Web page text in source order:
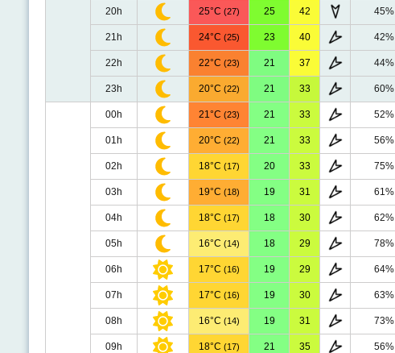
20h 25°C (27) 25 42 45%
21h 24°C (25) 23 40 42%
22h 22°C (23) 21 37 44%
23h 20°C (22) 21 33 60%
00h 21°C (23) 21 33 52%
01h 20°C (22) 21 33 56%
02h 18°C (17) 20 33 75%
03h 19°C (18) 19 31 61%
04h 18°C (17) 18 30 62%
05h 16°C (14) 18 29 78%
06h 17°C (16) 19 29 64%
07h 17°C (16) 19 30 63%
08h 16°C (14) 19 31 73%
09h 18°C (17) 21 35 56%